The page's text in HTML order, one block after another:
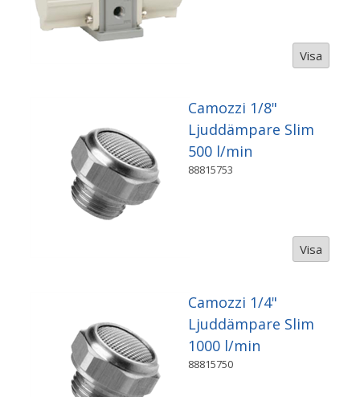
Visa
Camozzi 1/8"
Ljuddämpare Slim
500 l/min
88815753
Visa
Camozzi 1/4"
Ljuddämpare Slim
1000 l/min
88815750